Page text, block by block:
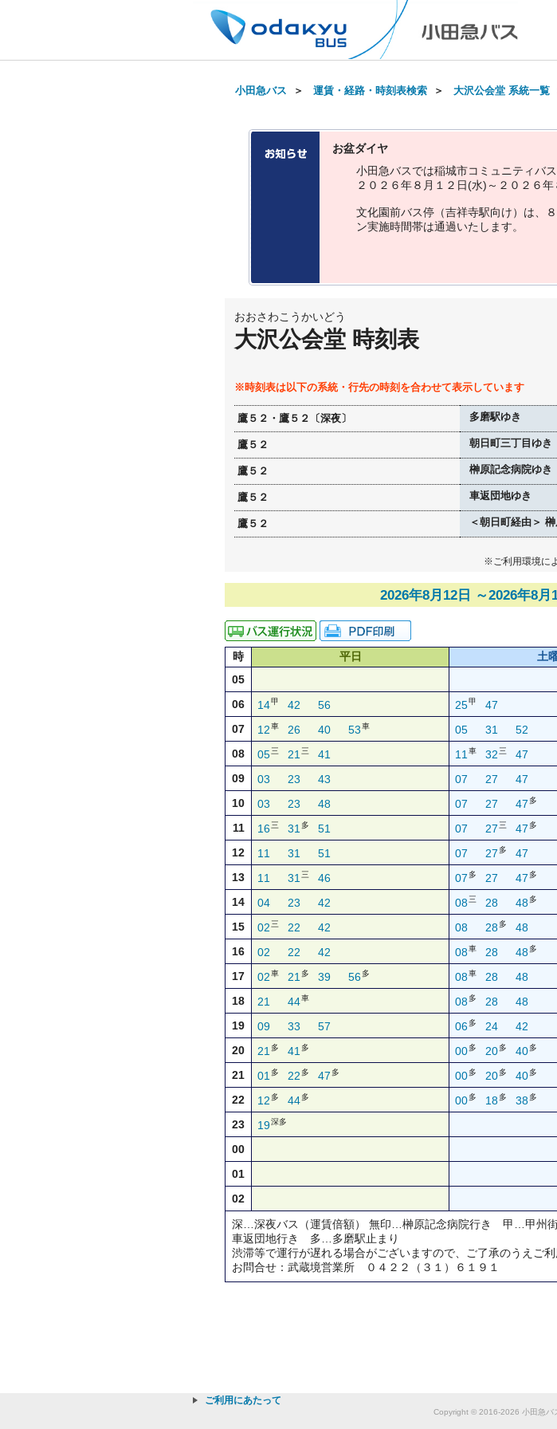
小田急バス ＞ 運賃・経路・時刻表検索 ＞ 大沢公会堂 系統一覧
お盆ダイヤ
小田急バスでは稲城市コ ミ ュ ニテ ィバス
２ ０ ２ ６年８ 月 １ ２ 日(水) ～ ２ ０ ２ ６年
文化園前バス停 （吉祥寺駅向け） は ８
ン実施時間帯は通過いた し ます。
おおさわこうかいどう
大沢公会堂 時刻表
※時刻表は以下の系統・行先の時刻を合わせて表示しています
鷹５２・鷹５２〔深夜〕 多磨駅ゆき
鷹５２ 朝日町三丁目ゆき
鷹５２ 榊原記念病院ゆき
鷹５２ 車返団地ゆき
鷹５２ ＜朝日町経由＞
※ご利用環境に
2026年8月12日 ～2026年8
時 平日 土
05
06
14甲 42 56 25甲 47
07
12車 26 40 53 車 05 31 52
08
05三 21 三 41 11 車 32 三 47
09
03 23 43 07 27 47
10
03 23 48 07 27 47 多
11 16三 31 多 51 07 27 三 47 多
12 11 31 51 07 27 多 47
13
11 31 三 46 07 多 27 47 多
14 04 23 42 08三 28 48多
15 02 三 22 42 08 28多 48
16
02 22 42 08車 28 48多
17 02車 21 多 39 56多 08車 28 48
18
21 44車 08多 28 48
19
09 33 57 06多 24 42
20
21 多 41 多 00多 20多 40多
21 01 多 22 多 47 多 00多 20多 40多
22 12 多 44多 00多 18多 38多
23 19深多
00
01
02
深…深夜バス（運賃倍額） 無印…榊原記念病院行き 甲…甲州
車返団地行き 多…多磨駅止まり
渋滞等で運行が遅れる場合がございますので、ご了承のうえご利
お問合せ：武蔵境営業所 ０４２２（３１）６１９１
ご利用にあたって
Copyright © 2016-2026 小田急バ